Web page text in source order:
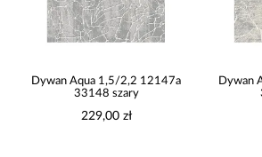
Dywan Aqua 1,5/2,2 12147a
33148 szary
229,00 zł
Dywan